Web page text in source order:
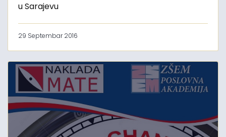
u Sarajevu
29 Septembar 2016